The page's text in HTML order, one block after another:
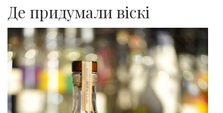
Де придумали віскі